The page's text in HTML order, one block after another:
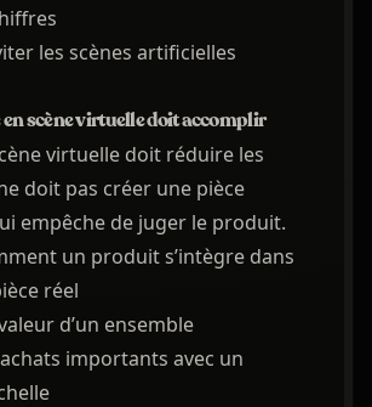
les scènes artificielles
en scène virtuelle doit accomplir
virtuelle doit réduire les
doit pas créer une pièce
empêche de juger le produit.
un produit s’intègre dans
réel
d’un ensemble
importants avec un